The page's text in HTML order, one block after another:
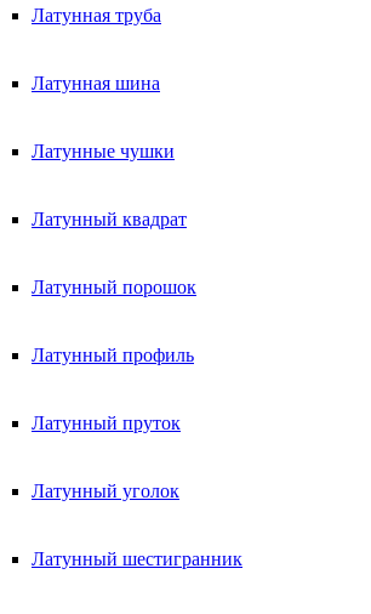
Латунная труба
Латунная шина
Латунные чушки
Латунный квадрат
Латунный порошок
Латунный профиль
Латунный пруток
Латунный уголок
Латунный шестигранник